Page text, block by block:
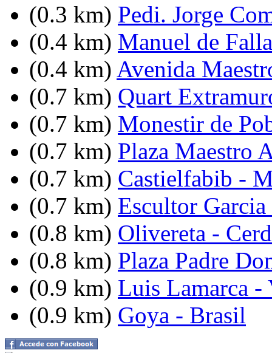
(0.3 km) Pedi. Jorge
(0.4 km) Manuel de
(0.4 km) Avenida
(0.7 km) Quart
(0.7 km) Monestir de
(0.7 km) Plaza Maestro
(0.7 km) Castielfabib -
(0.7 km) Escultor
(0.8 km) Olivereta -
(0.8 km) Plaza Padre
(0.9 km) Luis Lamarca -
(0.9 km) Goya - Brasil